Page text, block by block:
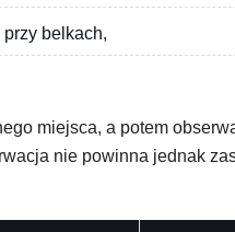
belkach,
miejsca, a potem
nie powinna jednak